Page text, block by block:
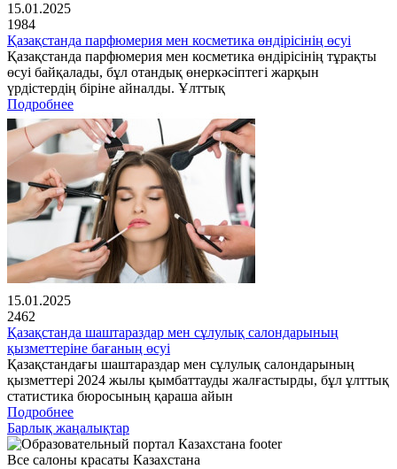
15.01.2025
1984
Қазақстанда парфюмерия мен косметика өндірісінің өсуі
Қазақстанда парфюмерия мен косметика өндірісінің тұрақты
өсуі байқалады, бұл отандық өнеркәсіптегі жарқын
үрдістердің біріне айналды. Ұлттық
Подробнее
15.01.2025
2462
Қазақстанда шаштараздар мен сұлулық салондарының
қызметтеріне бағаның өсуі
Қазақстандағы шаштараздар мен сұлулық салондарының
қызметтері 2024 жылы қымбаттауды жалғастырды, бұл ұлттық
статистика бюросының қараша айын
Подробнее
Барлық жаңалықтар
Все салоны красаты Казахстана